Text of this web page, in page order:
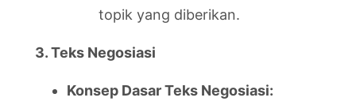
topik yang diberikan.
3. Teks Negosiasi
Konsep Dasar Teks Negosiasi: